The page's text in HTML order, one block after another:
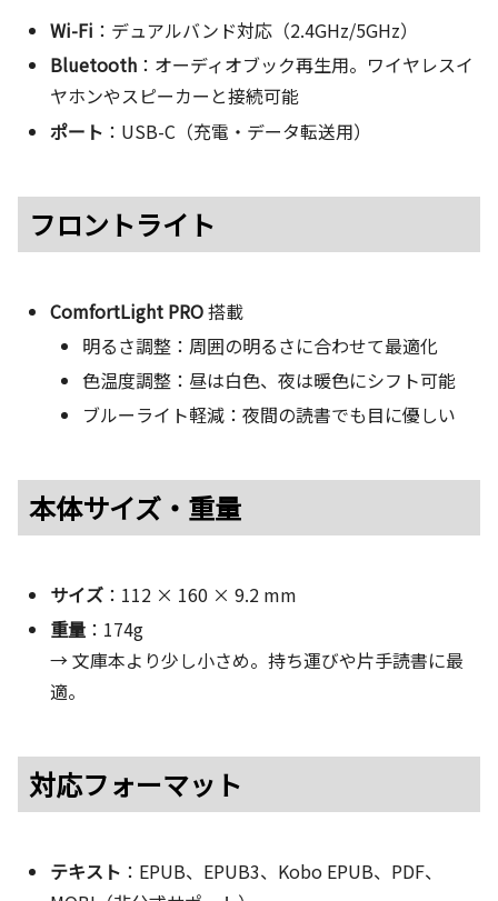
Wi-Fi ：デュアルバンド対応（2.4GHz/5GHz）
Bluetooth ：オーディオブック再生用。ワイヤレスイ
ヤホンやスピーカーと接続可能
ポート ：USB-C（充電・データ転送用）
フロントライト
ComfortLight PRO搭載
明るさ調整：周囲の明るさに合わせて最適化
色温度調整：昼は白色、夜は暖色にシフト可能
ブルーライト軽減：夜間の読書でも目に優しい
本体サイズ・重量
サイズ ：112 × 160 × 9.2 mm
重量 ：174g
→ 文庫本より少し小さめ。持ち運びや片手読書に最
適。
対応フォーマット
テキスト ：EPUB、EPUB3、Kobo EPUB、PDF、